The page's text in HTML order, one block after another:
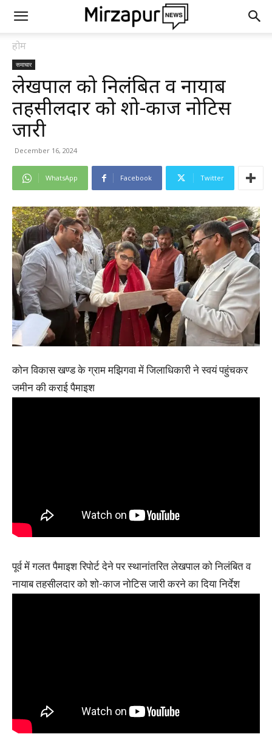
होम
समाचार
लेखपाल को निलंबित व नायाब
तहसीलदार को शो-काज नोटिस
जारी
December 16, 2024
WhatsApp Facebook Twitter
कोन विकास खण्ड के ग्राम मझिगवा में जिलाधिकारी ने स्वयं पहुंचकर
जमीन की कराई पैमाइश
पूर्व में गलत पैमाइश रिपोर्ट देने पर स्थानांतरित लेखपाल को निलंबित व
नायाब तहसीलदार को शो-काज नोटिस जारी करने का दिया निर्देश